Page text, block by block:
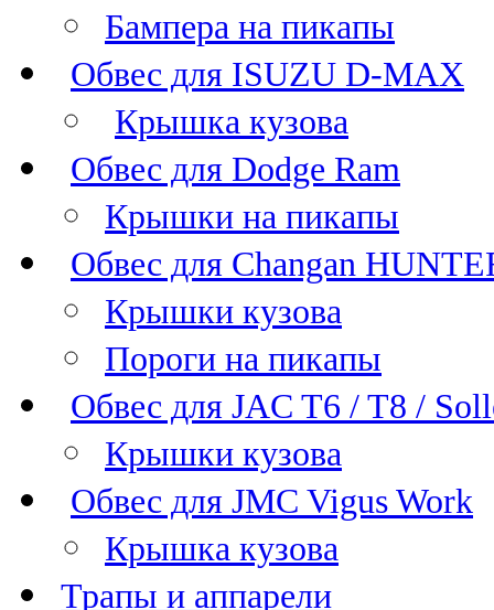
Бампера на пикапы
Обвес для ISUZU D-MAX
Крышка кузова
Обвес для Dodge Ram
Крышки на пикапы
Обвес для Changan
Крышки кузова
Пороги на пикапы
Обвес для JAC T6 / T8 /
Крышки кузова
Обвес для JMC Vigus Work
Крышка кузова
Трапы и аппарели